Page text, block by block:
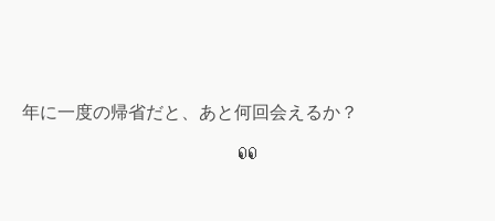
年に一度の帰省だと、あと何回会えるか？